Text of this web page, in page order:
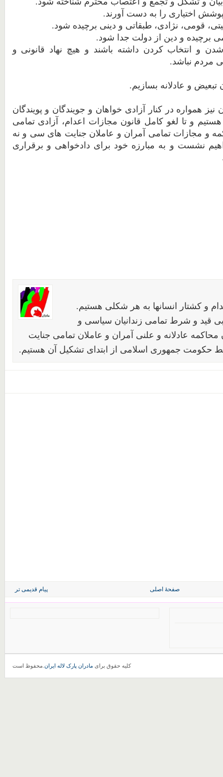
قومی، نژادی، طبقاتی و دینی برچیده شود.
برچیده و دین از دولت جدا شود.
و انتخاب کردن داشته باشند و هیچ نهاد قانونی و
مردم نباشد.
تبعیض و عادلانه بسازیم.
نیز همواره در کنار آزادی خواهان و جویندگان و پویندگان
هستیم وتا لغو کامل قانون مجازات اعدام، آزادی تمامی
و مجازات تمامی آمران و عاملان جنایت های سی و نه
نشست و به مبارزه خود برای دادخواهی و برقراری
و کشتار انسانها به هر شکلی هستیم.
قید و شرط تمامی زندانیان سیاسی و
عادلانه و علنی آمران و عاملان تمامی جنایت
حکومت جمهوری اسلامی از ابتدای تشکیل آن هستیم.
پیام قدیمی تر صفحهٔ اصلی
کلیه حقوق برای مادران پارک لاله ایران .محفوظ است